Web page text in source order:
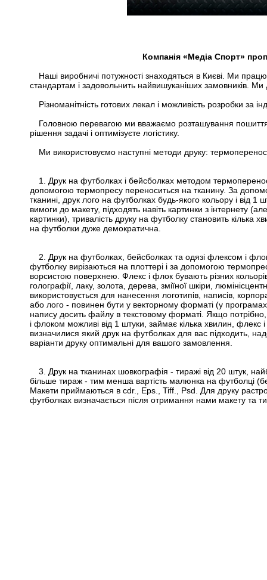
Компанія «Медіа Спорт»
Наші виробничі потужності знаходяться в Києві. Ми
стандартам і задовольнить найвишуканіших замовників.
Різноманітність готових лекал і можливість розробки
Головною перевагою ми вважаємо розташування
рішення задачі і оптимізуєте логістику.
Ми використовуємо наступні методи друку:
1. Друк на футболках і бейсболках методом
допомогою термопресу переноситься на тканину. За
тканині, друк лого на футболках будь-якого кольору і від 1
вимоги до макету, підходять навіть картинки з інтернету
картинки), тривалість друку на футболку становить кілька
на футболки дуже демократична.
2. Друк на футболках, бейсболках та одязі флексом і
футболку вирізаються на плоттері і за допомогою
ворсистою поверхнею. Флекс і флок бувають різних
голографії, лаку, золота, дерева, зміїної шкіри,
використовується для нанесення логотипів, написів,
або лого - повинен бути у векторному форматі (у
напису досить файлу в текстовому форматі. Якщо
і флоком можливі від 1 штуки, займає кілька хвилин, флекс
визначилися який друк на футболках для вас підходить,
варіанти друку оптимальні для вашого замовлення.
3. Друк на тканинах шовкографія - тиражі від 20 штук,
більше тираж - тим менша вартість малюнка на футболці
Макети приймаються в cdr., Eps., Tiff., Psd. Для друку
футболках визначається після отримання нами макету та